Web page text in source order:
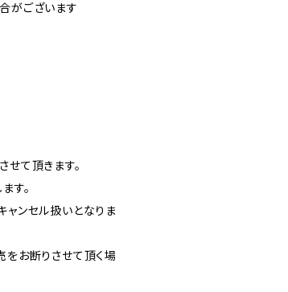
がございます
て頂きます。
す。
ンセル扱いとなりま
お断りさせて頂く場